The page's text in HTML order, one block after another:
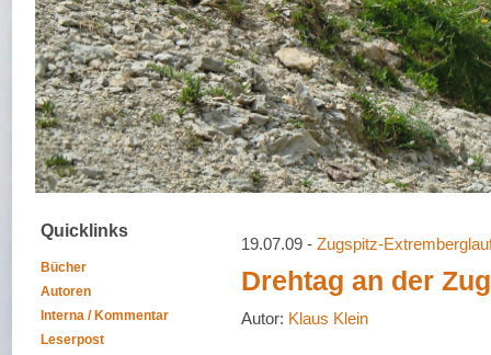
Quicklinks
Bücher
Autoren
Interna / Kommentar
Leserpost
19.07.09 - Zugspitz-
Drehtag an der
Autor: Klaus Klein